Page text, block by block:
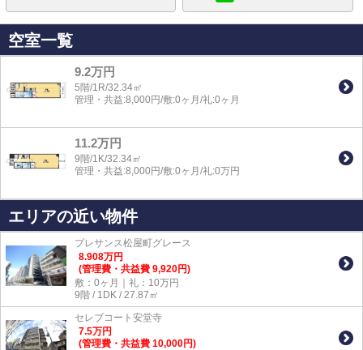
空室一覧
9.2万円
5階/1R/32.34㎡
管理・共益:8,000円/敷:0ヶ月/礼:0ヶ月
11.2万円
9階/1K/32.34㎡
管理・共益:8,000円/敷:0ヶ月/礼:0万円
エリアの近い物件
プレサンス松屋町グレース
8.908万円
(管理費・共益費 9,920円)
敷：0ヶ月｜礼：10万円
9階 / 1DK / 27.87㎡
セレブコート安堂寺
7.5万円
(管理費・共益費 10,000円)